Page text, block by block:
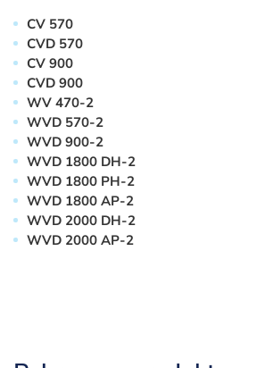
CV 570
CVD 570
CV 900
CVD 900
WV 470-2
WVD 570-2
WVD 900-2
WVD 1800 DH-2
WVD 1800 PH-2
WVD 1800 AP-2
WVD 2000 DH-2
WVD 2000 AP-2